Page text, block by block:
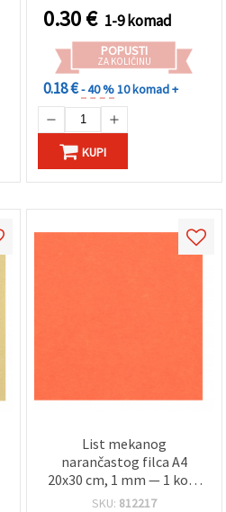
0.30€ 1-9 komad
POPUSTI
ZA KOLIČINU
0.18 €- 40 %10 komad +
KUPI
List mekanog
narančastog filca A4
20x30 cm, 1 mm — 1 kom
(za hobi i kreativne
SKU: 812217